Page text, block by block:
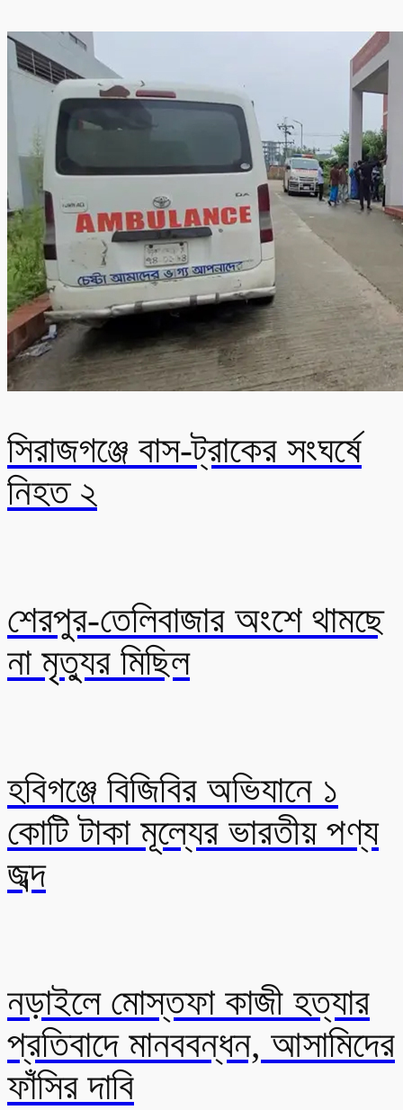
সিরাজগঞ্জে বাস-ট্রাকের সংঘর্ষে
নিহত ২
শেরপুর-তেলিবাজার অংশে থামছে
না মৃত্যুর মিছিল
হবিগঞ্জে বিজিবির অভিযানে ১
কোটি টাকা মূল্যের ভারতীয় পণ্য
জব্দ
নড়াইলে মোস্তফা কাজী হত্যার
প্রতিবাদে মানববন্ধন, আসামিদের
ফাঁসির দাবি